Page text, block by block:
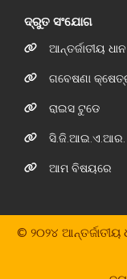
ଦ୍ରୁତ ସଂଯୋଗ
ଆନ୍ତର୍ଜାତୀୟ
ଗବେଷଣା
ରାଇସ ଟୁଡେ
ସି.ଜି.ଆଇ.ଏ.ଆର.
ଆମ ବିଷୟରେ
© ୨୦୨୪